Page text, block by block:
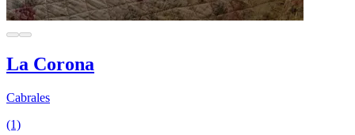
La Corona
Cabrales
(1)